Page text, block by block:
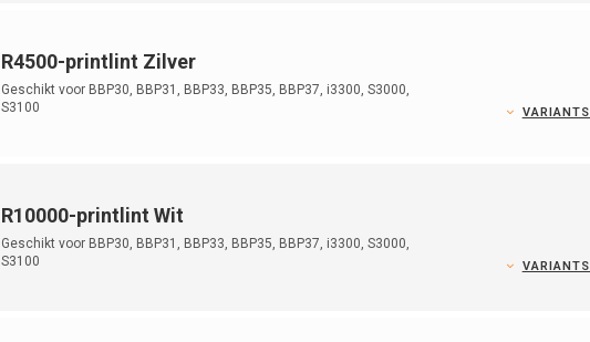
R4500-printlint Zilver
Geschikt voor BBP30, BBP31, BBP33, BBP35, BBP37, i3300, S3000,
S3100
VARIANTS
R10000-printlint Wit
Geschikt voor BBP30, BBP31, BBP33, BBP35, BBP37, i3300, S3000,
S3100
VARIANTS